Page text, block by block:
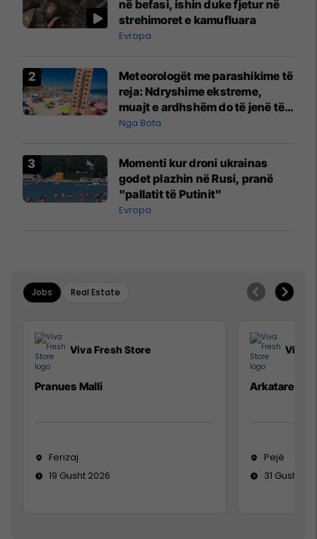
në befasi, ishin duke fjetur në
strehimoret e kamufluara
Evropa
Meteorologët me parashikime të
reja: Ndryshime ekstreme,
muajt e ardhshëm do të jenë të
pazakontë
Nga Bota
Momenti kur droni ukrainas
godet plazhin në Rusi, pranë
"pallatit të Putinit"
Evropa
Jobs Real Estate
Viva Fresh Store
Pranues Malli
Ferizaj
19 Gusht 2026
Viva
Arkatare
Pejë
31 Gusht